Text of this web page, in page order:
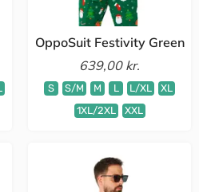
OppoSuit Festivity Green
639,00 kr.
S S/M M L L/XL
XL
1XL/2XL
XXL